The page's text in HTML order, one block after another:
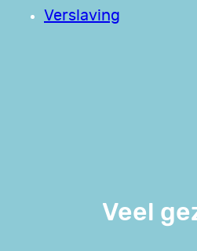
Verslaving
Veel